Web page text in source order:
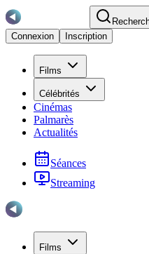
Connexion
Inscription
Films
Célébrités
Cinémas
Palmarès
Actualités
Séances
Streaming
Films